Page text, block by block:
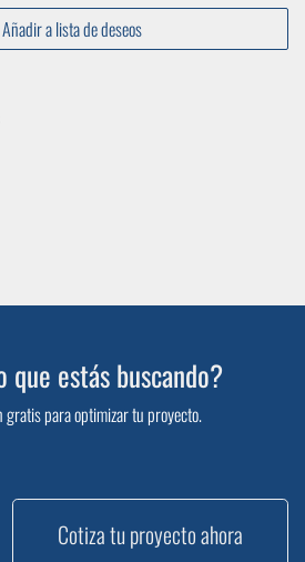
Añadir a lista de deseos
que estás buscando?
gratis para optimizar tu proyecto.
Cotiza tu proyecto ahora